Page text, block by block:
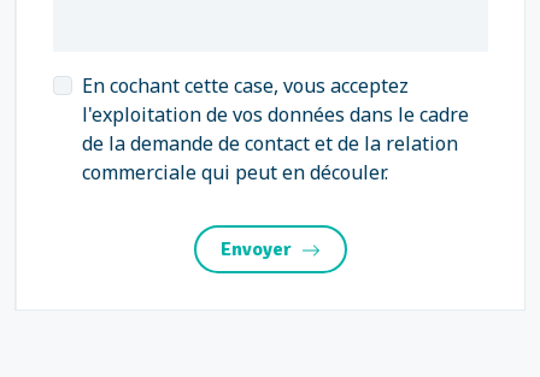
En cochant cette case, vous acceptez
l'exploitation de vos données dans le cadre
de la demande de contact et de la relation
commerciale qui peut en découler.
Envoyer